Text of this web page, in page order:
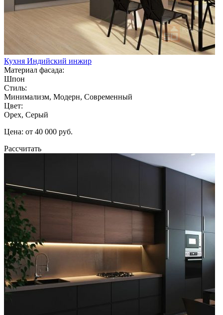
Кухня Индийский инжир
Материал фасада:
Шпон
Стиль:
Минимализм, Модерн, Современный
Цвет:
Орех, Серый
Цена: от 40 000 руб.
Рассчитать